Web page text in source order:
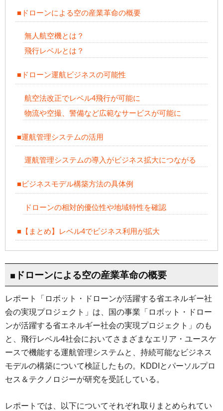
■ドローンによる空の産業革命の概要
無人航空機とは？
飛行レベルとは？
■ドローン運航ビジネスの可能性
航空法改正でレベル4飛行が可能に
物流や空撮、警備など広範なサービスが可能に
■運航管理システムの活用
運航管理システムの導入がビジネス拡大につながる
■ビジネスモデル構築方法の具体例
ドローンの相対的優位性や地域特性を確認
■【まとめ】レベル4でビジネス利用が拡大
■ドローンによる空の産業革命の概要
レポート「ロボット・ドローンが活躍する省エネルギー社
会の実現プロジェクト」は、国の事業「ロボット・ドロー
ンが活躍する省エネルギー社会の実現プロジェクト」のも
と、飛行レベル4社会においてさまざまなエリア・ユースケ
ースで機能する運航管理システムと、持続可能なビジネス
モデルの構築について検証したもの。KDDIとパーソルプロ
セス＆テクノロジーが研究を受託している。
レポートでは、以下についてそれぞれ取りまとめられてい